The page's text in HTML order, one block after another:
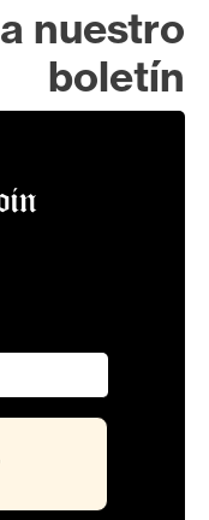
nuestro
boletín